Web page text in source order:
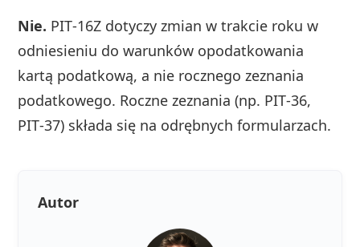
Nie. PIT‑16Z dotyczy zmian w trakcie roku w
odniesieniu do warunków opodatkowania
kartą podatkową, a nie rocznego zeznania
podatkowego. Roczne zeznania (np. PIT‑36,
PIT‑37) składa się na odrębnych formularzach.
Autor